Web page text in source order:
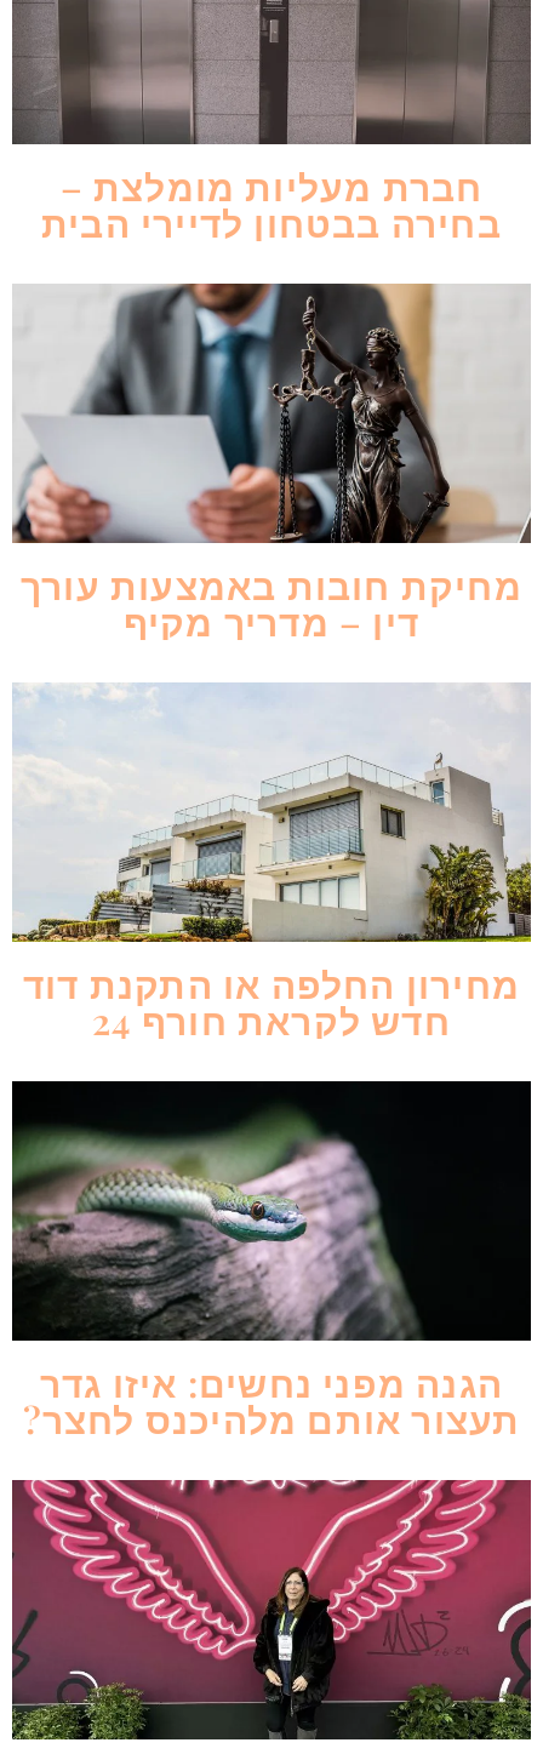
חברת מעליות מומלצת –
בחירה בבטחון לדיירי הבית
מחיקת חובות באמצעות עורך
דין – מדריך מקיף
מחירון החלפה או התקנת דוד
חדש לקראת חורף 24
הגנה מפני נחשים: איזו גדר
תעצור אותם מלהיכנס לחצר?